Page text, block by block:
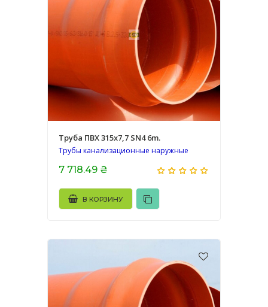
Труба ПВХ 315х7,7 SN4 6m.
Трубы канализационные наружные
7 718.49 ₴
В КОРЗИНУ